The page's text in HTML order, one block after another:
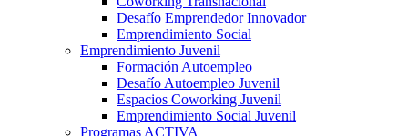
Desafío Emprendedor Innovador
Emprendimiento Social
Emprendimiento Juvenil
Formación Autoempleo
Desafío Autoempleo Juvenil
Espacios Coworking Juvenil
Emprendimiento Social Juvenil
Programas ACTIVA